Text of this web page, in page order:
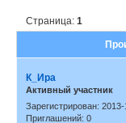
Страница:1
К_Ира
Активный участник
Зарегистрирован:
Приглашений: 0